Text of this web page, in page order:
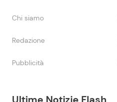
Ultime Notizie Flash
Chi siamo
Redazione
Pubblicità